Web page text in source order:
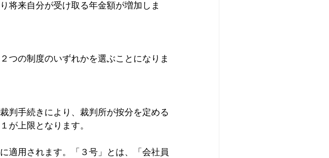
将来自分が受け取る年金額が増加しま
つの制度のいずれかを選ぶことになりま
判手続きにより、裁判所が按分を定める
が上限となります。
適用されます。「３号」とは、「会社員